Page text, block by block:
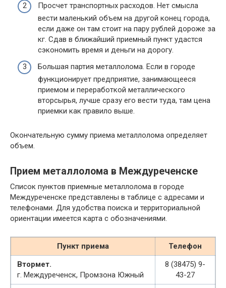
Просчет транспортных расходов. Нет смысла
вести маленький объем на другой конец города,
если даже он там стоит на пару рублей дороже за
кг. Сдав в ближайший приемный пункт удастся
сэкономить время и деньги на дорогу.
Большая партия металлолома. Если в городе
функционирует предприятие, занимающееся
приемом и переработкой металлического
вторсырья, лучше сразу его вести туда, там цена
приемки как правило выше.
Окончательную сумму приема металлолома определяет
объем.
Прием металлолома в Междуреченске
Список пунктов приемные металлолома в городе
Междуреченске представлены в таблице с адресами и
телефонами. Для удобства поиска и территориальной
ориентации имеется карта с обозначениями.
Пункт приема
Телефон
Втормет.
г. Междуреченск, Промзона Южный
8 (38475) 9-
43-27